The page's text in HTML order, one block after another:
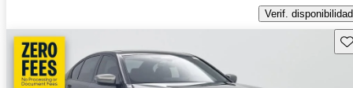
Verif. disponibilidad